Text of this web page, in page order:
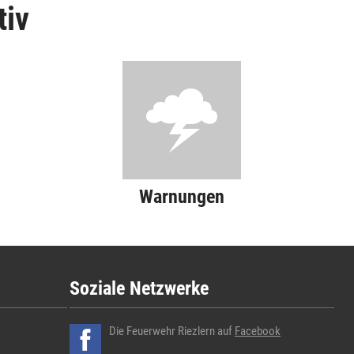
Warnungen
Soziale Netzwerke
Die Feuerwehr Riezlern auf Facebook